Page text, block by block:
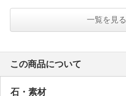
一覧を見る
この商品について
石・素材